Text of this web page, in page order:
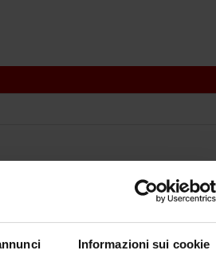
Informazioni sui cookie